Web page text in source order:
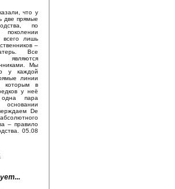
что у
две прямые
по
всего лишь
–
Все
являются
Мы
у каждой
линии
которым в
у неё
пара
De
– правило
05.08